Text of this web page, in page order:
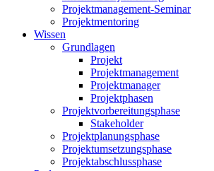
Projektmanagement-Seminar
Projektmentoring
Wissen
Grundlagen
Projekt
Projektmanagement
Projektmanager
Projektphasen
Projektvorbereitungsphase
Stakeholder
Projektplanungsphase
Projektumsetzungsphase
Projektabschlussphase